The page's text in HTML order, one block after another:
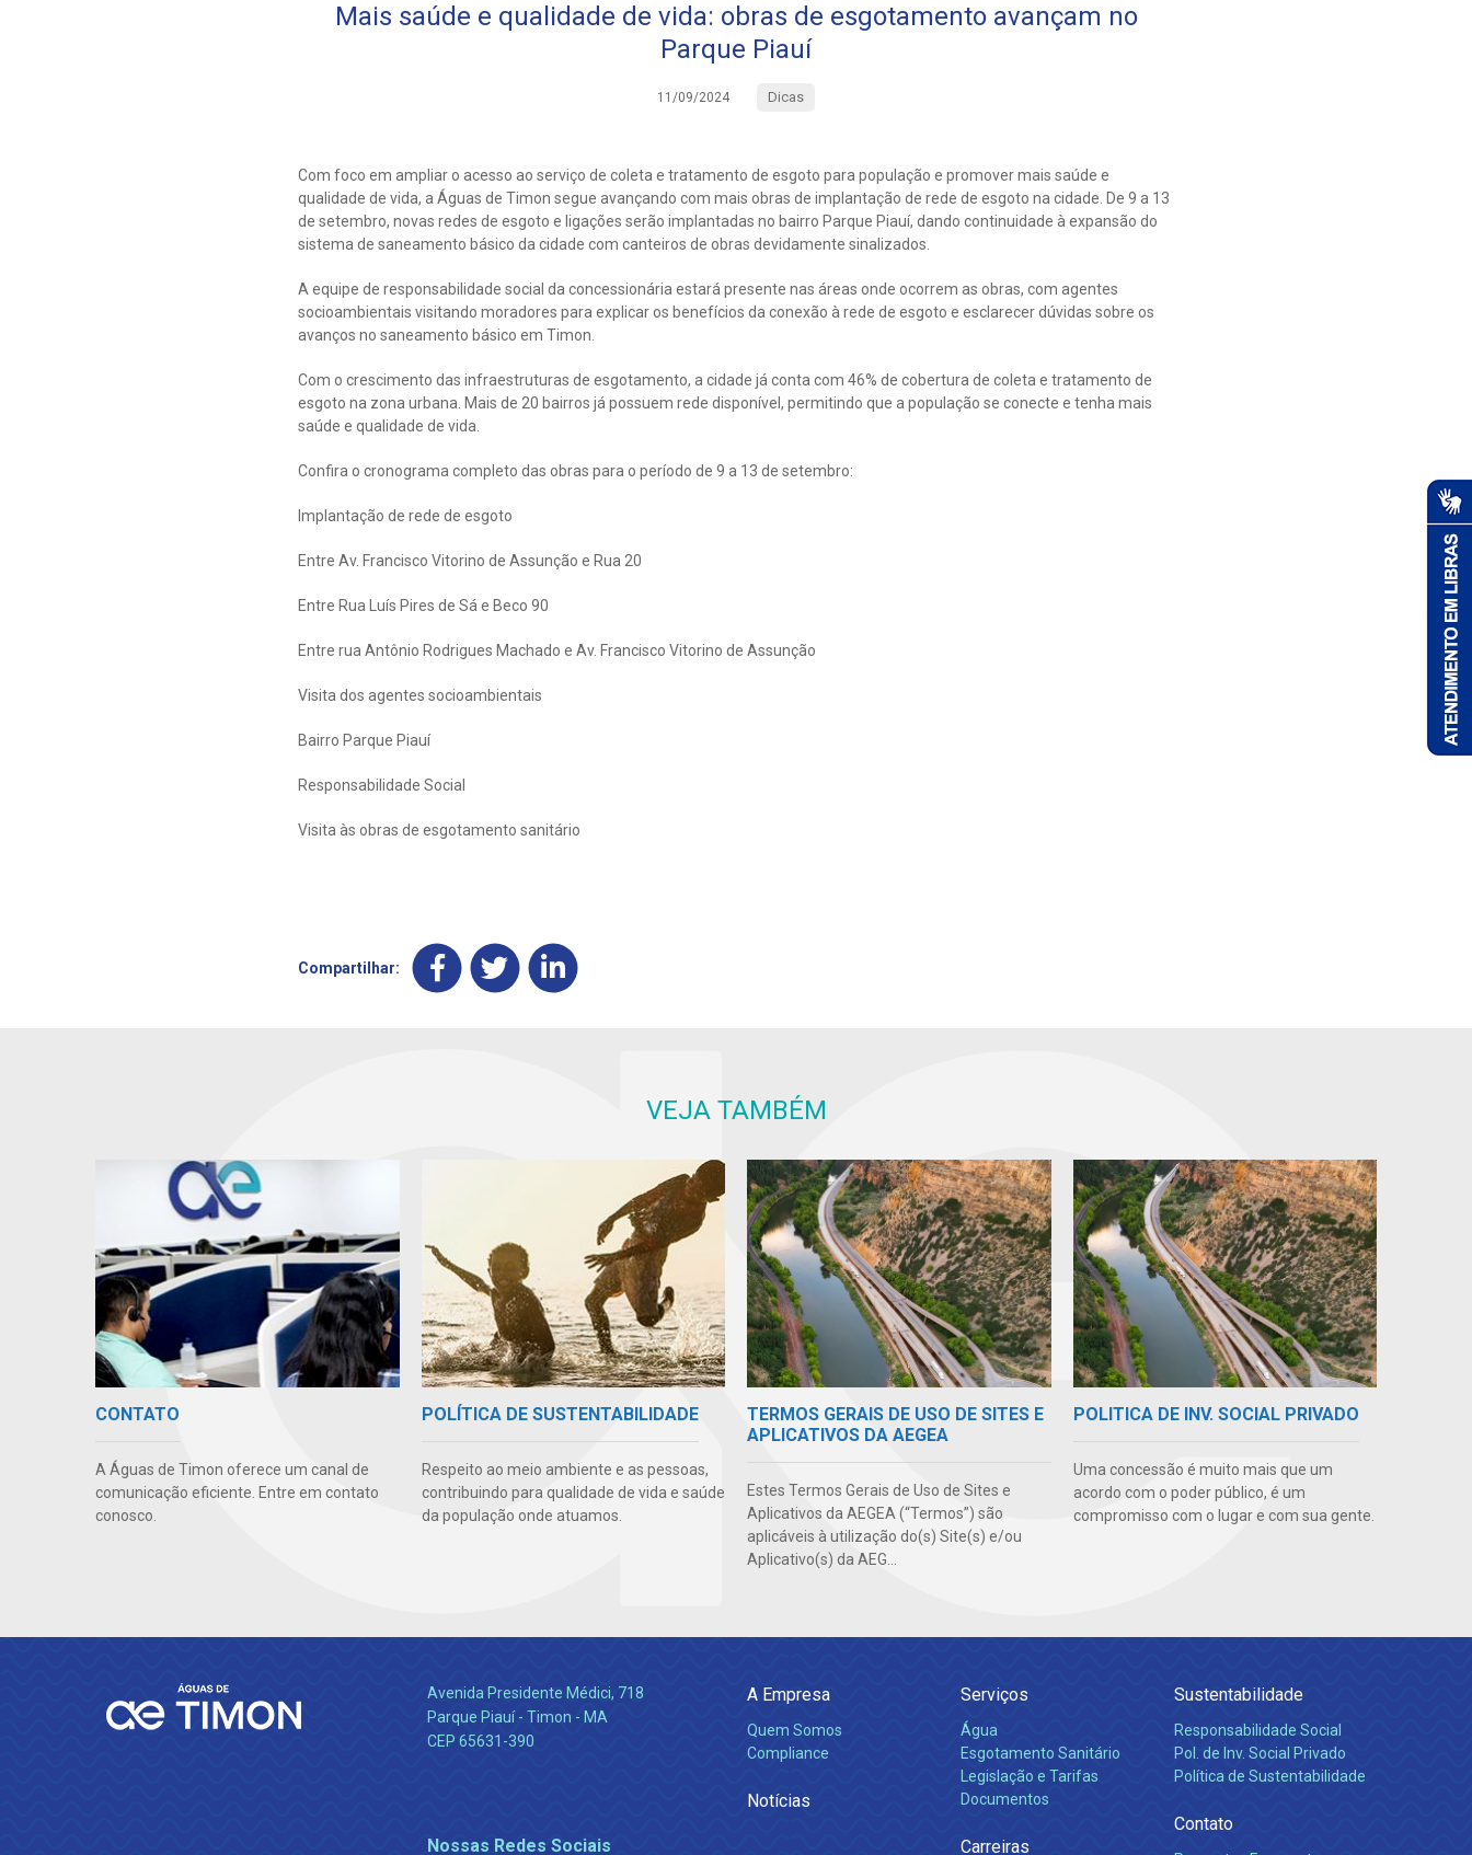
Mais saúde e qualidade de vida: obras de esgotamento avançam no
Parque Piauí
11/09/2024 Dicas
Com foco em ampliar o acesso ao serviço de coleta e tratamento de esgoto para população e promover mais saúde e
qualidade de vida, a Águas de Timon segue avançando com mais obras de implantação de rede de esgoto na cidade. De 9 a 13
de setembro, novas redes de esgoto e ligações serão implantadas no bairro Parque Piauí, dando continuidade à expansão do
sistema de saneamento básico da cidade com canteiros de obras devidamente sinalizados.
A equipe de responsabilidade social da concessionária estará presente nas áreas onde ocorrem as obras, com agentes
socioambientais visitando moradores para explicar os benefícios da conexão à rede de esgoto e esclarecer dúvidas sobre os
avanços no saneamento básico em Timon.
Com o crescimento das infraestruturas de esgotamento, a cidade já conta com 46% de cobertura de coleta e tratamento de
esgoto na zona urbana. Mais de 20 bairros já possuem rede disponível, permitindo que a população se conecte e tenha mais
saúde e qualidade de vida.
Confira o cronograma completo das obras para o período de 9 a 13 de setembro:
Implantação de rede de esgoto
Entre Av. Francisco Vitorino de Assunção e Rua 20
Entre Rua Luís Pires de Sá e Beco 90
Entre rua Antônio Rodrigues Machado e Av. Francisco Vitorino de Assunção
Visita dos agentes socioambientais
Bairro Parque Piauí
Responsabilidade Social
Visita às obras de esgotamento sanitário
Compartilhar:
VEJA TAMBÉM
CONTATO
A Águas de Timon oferece um canal de
comunicação eficiente. Entre em contato
conosco.
POLÍTICA DE SUSTENTABILIDADE
Respeito ao meio ambiente e as pessoas,
contribuindo para qualidade de vida e saúde
da população onde atuamos.
TERMOS GERAIS DE USO DE SITES E
APLICATIVOS DA AEGEA
Estes Termos Gerais de Uso de Sites e
Aplicativos da AEGEA (“Termos”) são
aplicáveis à utilização do(s) Site(s) e/ou
Aplicativo(s) da AEG...
POLITICA DE INV. SOCIAL PRIVADO
Uma concessão é muito mais que um
acordo com o poder público, é um
compromisso com o lugar e com sua gente.
Avenida Presidente Médici, 718
Parque Piauí - Timon - MA
CEP 65631-390
Nossas Redes Sociais
A Empresa
Quem Somos
Compliance
Notícias
Serviços
Água
Esgotamento Sanitário
Legislação e Tarifas
Documentos
Carreiras
Sustentabilidade
Responsabilidade Social
Pol. de Inv. Social Privado
Política de Sustentabilidade
Contato